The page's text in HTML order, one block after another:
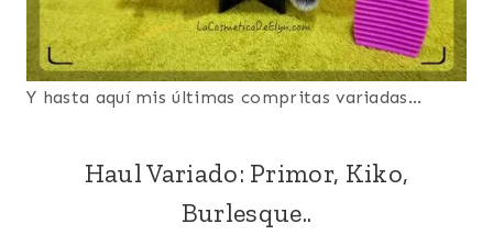
Y hasta aquí mis últimas compritas variadas…
Haul Variado: Primor, Kiko,
Burlesque..